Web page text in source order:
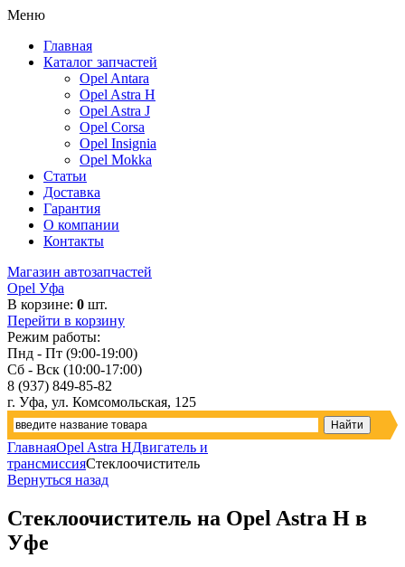
Меню
Главная
Каталог запчастей
Opel Antara
Opel Astra H
Opel Astra J
Opel Corsa
Opel Insignia
Opel Mokka
Статьи
Доставка
Гарантия
О компании
Контакты
Магазин автозапчастей
Opel Уфа
В корзине: 0 шт.
Перейти в корзину
Режим работы:
Пнд - Пт (9:00-19:00)
Сб - Вск (10:00-17:00)
8 (937) 849-85-82
г. Уфа, ул. Комсомольская, 125
ГлавнаяOpel Astra HДвигатель и
трансмиссияСтеклоочиститель
Вернуться назад
Стеклоочиститель на Opel Astra H в
Уфе